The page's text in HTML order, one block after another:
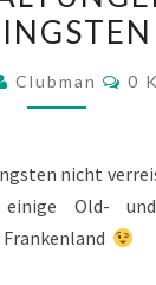
Clubman 0
nicht
Old- und